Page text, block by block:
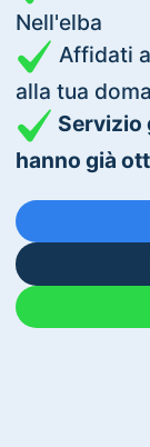
Nell'elba
Affidati
alla tua
Servizio
hanno già